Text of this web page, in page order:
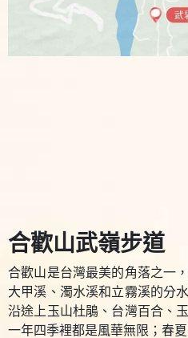
合歡山武嶺步道
合歡山是台灣最美的角落之一
大甲溪、濁水溪和立霧溪的分
沿途上玉山杜鵑、台灣百合、
一年四季裡都是風華無限；春